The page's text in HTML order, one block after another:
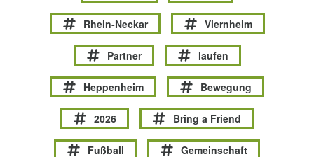
Rhein-Neckar Viernheim
Partner laufen
Heppenheim Bewegung
2026 Bring a Friend
Fußball Gemeinschaft